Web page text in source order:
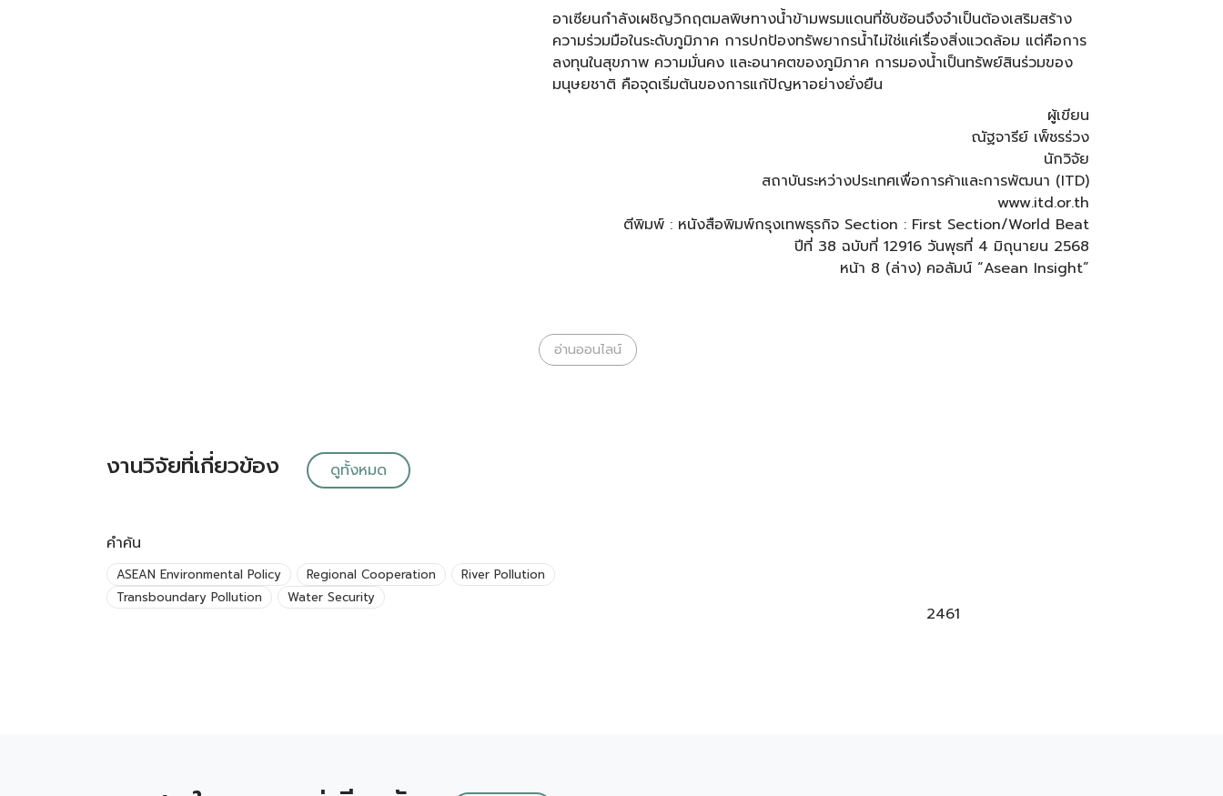
อาเซียนกำลังเผชิญวิกฤตมลพิษทางน้ำข้ามพรมแดนที่ซับซ้อนจึงจำเป็นต้องเสริมสร้าง
ความร่วมมือในระดับภูมิภาค การปกป้องทรัพยากรน้ำไม่ใช่แค่เรื่องสิ่งแวดล้อม แต่คือการ
ลงทุนในสุขภาพ ความมั่นคง และอนาคตของภูมิภาค การมองน้ำเป็นทรัพย์สินร่วมของ
มนุษยชาติ คือจุดเริ่มต้นของการแก้ปัญหาอย่างยั่งยืน
ผู้เขียน
ณัฐจารีย์ เพ็ชรร่วง
นักวิจัย
สถาบันระหว่างประเทศเพื่อการค้าและการพัฒนา (ITD)
www.itd.or.th
ตีพิมพ์ : หนังสือพิมพ์กรุงเทพธุรกิจ Section : First Section/World Beat
ปีที่ 38 ฉบับที่ 12916 วันพุธที่ 4 มิถุนายน 2568
หน้า 8 (ล่าง) คอลัมน์ “Asean Insight”
อ่านออนไลน์
งานวิจัยที่เกี่ยวข้อง ดูทั้งหมด
คำค้น
ASEAN Environmental Policy Regional Cooperation
River Pollution
Transboundary Pollution
Water Security
2461